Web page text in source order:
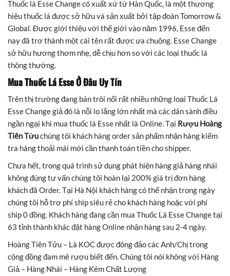
Thuốc là Esse Change có xuất xứ từ Hàn Quốc, là một thương
hiệu thuốc lá được sở hữu và sản xuất bởi tập đoàn Tomorrow &
Global. Được giới thiệu với thế giới vào năm 1996, Esse đến
nay đã trơ thành một cái tên rất được ưa chuộng. Esse Change
sở hữu hương thơm nhẹ, dễ chịu hơn so với các loại thuốc lá
thông thường.
Mua Thuốc Lá EsseỞ Đâu Uy Tín
Trên thị trường đang bán trôi nổi rất nhiều những loại Thuốc Lá
Esse Change giả đó là nỗi lo lắng lớn nhất mà các dân sành điều
ngần ngại khi mua thuốc lá Esse nhất là Online. Tại Rượu Hoàng
Tiên Tửuchúng tôi khách hàng order sản phẩm nhận hàng kiểm
tra hàng thoải mái mới cần thanh toán tiền cho shipper.
Chưa hết, trong quá trình sử dụng phát hiện hàng giả hàng nhái
không đúng tư vấn chúng tôi hoàn lại 200% giá trị đơn hàng
khách đã Order. Tại Hà Nội khách hàng có thể nhận trong ngày
chúng tôi hỗ trợ phí ship siêu rẻ cho khách hàng hoặc với phí
ship 0 đồng. Khách hàng đang cần mua Thuốc Lá Esse Change tại
63 tỉnh thành khác đặt hàng Online nhận hàng sau 2-4 ngày.
Hoàng Tiên Tửu – Là KOC được đông đảo các Anh/Chị trong
cộng đồng đam mê rượu biết đến. Chúng tôi nói không với Hàng
Giả – Hàng Nhái – Hàng Kém Chất Lượng